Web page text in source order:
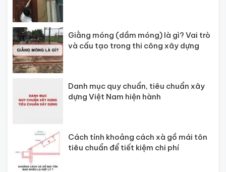
Giằng móng (dầm móng) là gì? Vai trò
và cấu tạo trong thi công xây dựng
Danh mục quy chuẩn, tiêu chuẩn xây
dựng Việt Nam hiện hành
Cách tính khoảng cách xà gồ mái tôn
tiêu chuẩn để tiết kiệm chi phí